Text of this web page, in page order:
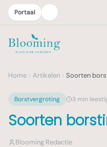
Portaal
Home Artikelen Soorten
Borstvergroting 3 min
Soorten
Blooming Redactie